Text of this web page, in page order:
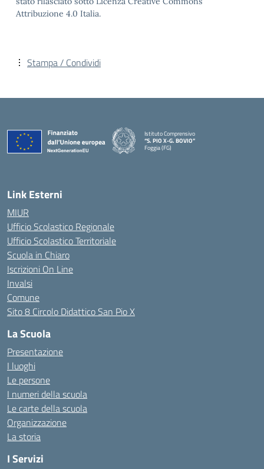
Attribuzione 4.0 Italia.
Stampa / Condividi
Istituto Comprensivo
“S. PIO X-G. BOVIO”
Foggia (FG)
— Visita la pagina iniziale della scuola
Link Esterni
MIUR
Ufficio Scolastico Regionale
Ufficio Scolastico Territoriale
Scuola in Chiaro
Iscrizioni On Line
Invalsi
Comune
Sito 8 Circolo Didattico San Pio X
La Scuola
Presentazione
I luoghi
Le persone
I numeri della scuola
Le carte della scuola
Organizzazione
La storia
I Servizi